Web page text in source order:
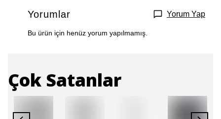
Yorumlar Yorum Yap
Bu ürün için henüz yorum yapılmamış.
Çok Satanlar